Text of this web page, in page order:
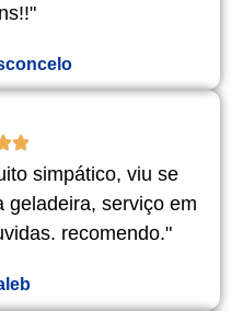
simpático, viu se
geladeira, serviço em
recomendo."